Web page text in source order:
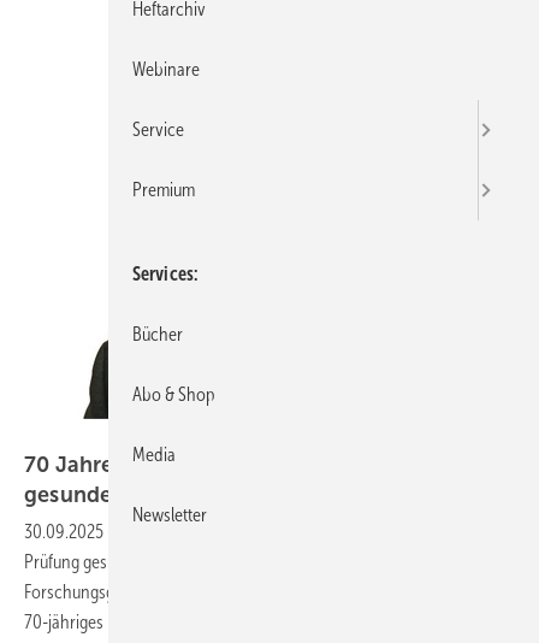
70 Jahre MAK-Kommission: Wegbereiter für
gesunde
30.09.2025
Prüfung gesundheitsschädlicher Arbeitsstoffe der Deutschen
Forschungsgemeinschaft, besser bekannt als MAK-Kommission, ihr
70-jähriges Bestehen. Ein beeindruckendes Jubiläum, das uns dazu
Heftarchiv
Webinare
Service
Premium
Services
Bücher
Abo & Shop
Media
Newsletter